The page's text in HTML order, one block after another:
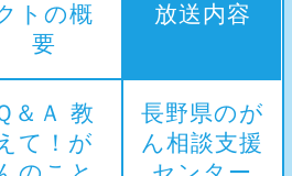
トの概
要
放送内容
＆Ａ 教
て！が
長野県のが
ん相談支援